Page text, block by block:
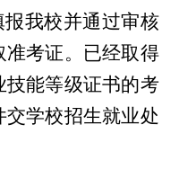
报我校并通过审核
准考证。已经取得
技能等级证书的考
学校招生就业处